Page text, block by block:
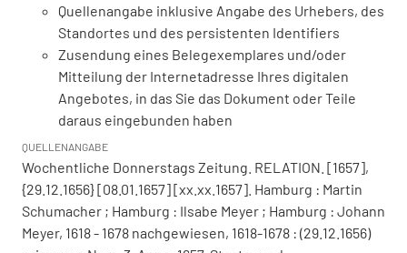
Quellenangabe inklusive Angabe des Urhebers, des
Standortes und des persistenten Identifiers
Zusendung eines Belegexemplares und/oder
Mitteilung der Internetadresse Ihres digitalen
Angebotes, in das Sie das Dokument oder Teile
daraus eingebunden haben
QUELLENANGABE
Wochentliche Donnerstags Zeitung. RELATION. [1657],
{29.12.1656} [08.01.1657] [xx.xx.1657]. Hamburg : Martin
Schumacher ; Hamburg : Ilsabe Meyer ; Hamburg : Johann
Meyer, 1618 - 1678 nachgewiesen, 1618-1678 : (29.12.1656)